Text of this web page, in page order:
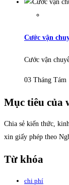
Cước vận
Cước vận
03 Tháng Tám
Mục tiêu của
Chia sẻ kiến thức,
xin giấy phép theo
Từ khóa
chi phí